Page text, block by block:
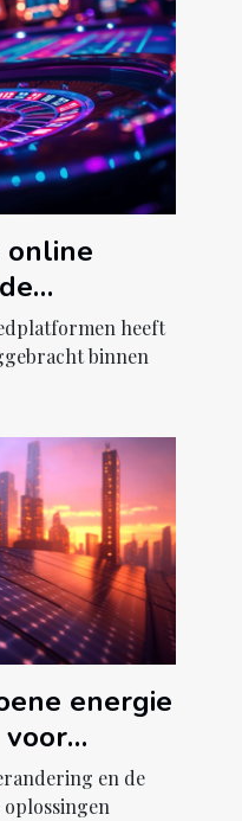
online
heeft
binnen
energie
en de